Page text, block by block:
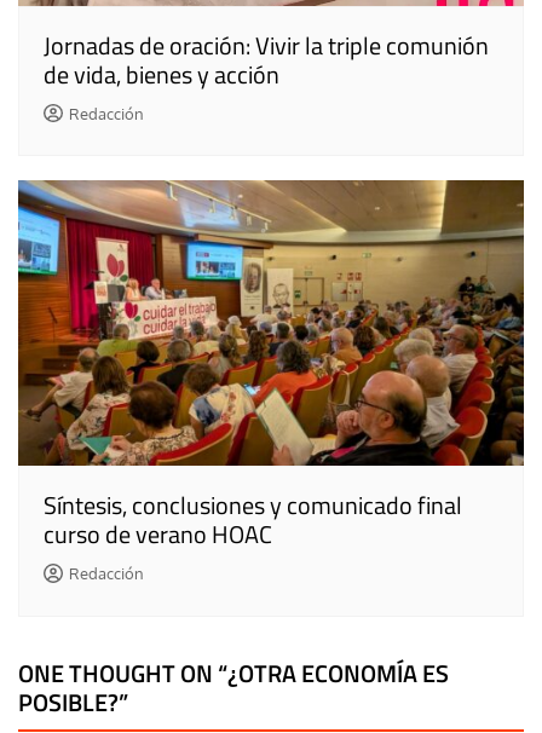
Jornadas de oración: Vivir la triple comunión
de vida, bienes y acción
Redacción
Síntesis, conclusiones y comunicado final
curso de verano HOAC
Redacción
ONE THOUGHT ON “¿OTRA ECONOMÍA ES
POSIBLE?”